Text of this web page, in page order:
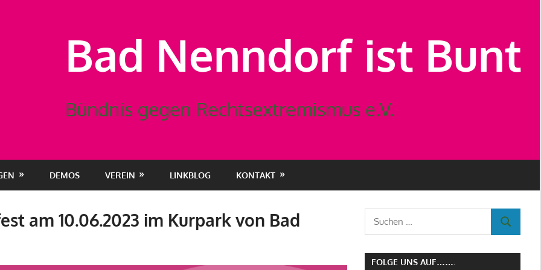
Bad Nenndorf ist Bunt
Bündnis gegen Rechtsextremismus e.V.
DEMOS VEREIN LINKBLOG KONTAKT
am 10.06.2023 im Kurpark von Bad
Suchen
nach:
SUCHEN
FOLGE UNS AUF…….